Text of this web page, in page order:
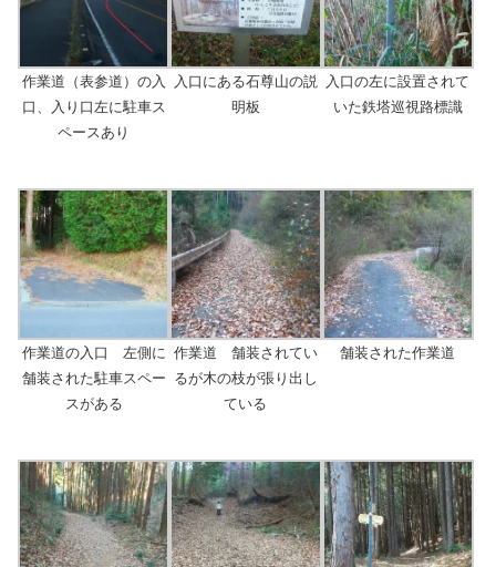
作業道（表参道）の入
口、入り口左に駐車ス
ペースあり
入口にある石尊山の説
明板
入口の左に設置されて
いた鉄塔巡視路標識
作業道の入口 左側に
舗装された駐車スペー
スがある
作業道 舗装されてい
るが木の枝が張り出し
ている
舗装された作業道